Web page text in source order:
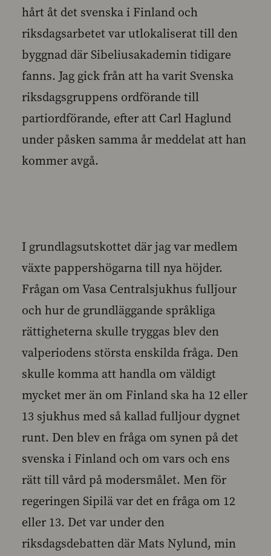
hårt åt det svenska i Finland och
riksdagsarbetet var utlokaliserat till den
byggnad där Sibeliusakademin tidigare
fanns. Jag gick från att ha varit Svenska
riksdagsgruppens ordförande till
partiordförande, efter att Carl Haglund
under påsken samma år meddelat att han
kommer avgå.
I grundlagsutskottet där jag var medlem
växte pappershögarna till nya höjder.
Frågan om Vasa Centralsjukhus fulljour
och hur de grundläggande språkliga
rättigheterna skulle tryggas blev den
valperiodens största enskilda fråga. Den
skulle komma att handla om väldigt
mycket mer än om Finland ska ha 12 eller
13 sjukhus med så kallad fulljour dygnet
runt. Den blev en fråga om synen på det
svenska i Finland och om vars och ens
rätt till vård på modersmålet. Men för
regeringen Sipilä var det en fråga om 12
eller 13. Det var under den
riksdagsdebatten där Mats Nylund, min